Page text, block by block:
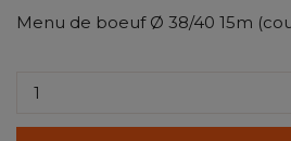
(3 avis)
Menu de boeuf Ø 38/40 15m